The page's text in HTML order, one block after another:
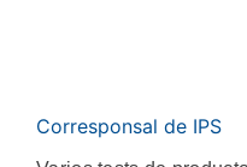
Corresponsal de IPS